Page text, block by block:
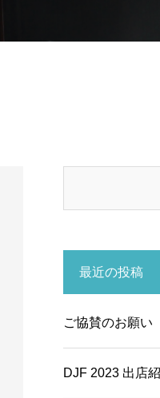
最近の投稿
ご協賛のお願い
DJF 2023 出店